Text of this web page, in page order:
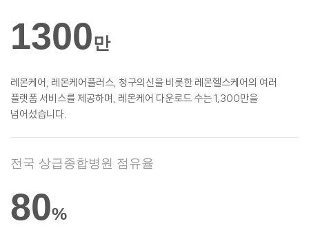
1300만
레몬케어, 레몬케어플러스, 청구의신을 비롯한 레몬헬스케어의 여러
플랫폼 서비스를 제공하며, 레몬케어 다운로드 수는 1,300만을
넘어섰습니다.
전국 상급종합병원 점유율
80%